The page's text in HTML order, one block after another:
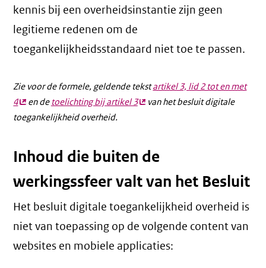
kennis bij een overheidsinstantie zijn geen
legitieme redenen om de
toegankelijkheidsstandaard niet toe te passen.
Zie voor de formele, geldende tekstartikel 3, lid 2 tot en met
4(externe
link)
en de toelichting bij artikel 3(externe
van het besluit digitale
toegankelijkheid overheid.
Inhoud die buiten de
werkingssfeer valt van het Besluit
Het besluit digitale toegankelijkheid overheid is
niet van toepassing op de volgende content van
websites en mobiele applicaties: